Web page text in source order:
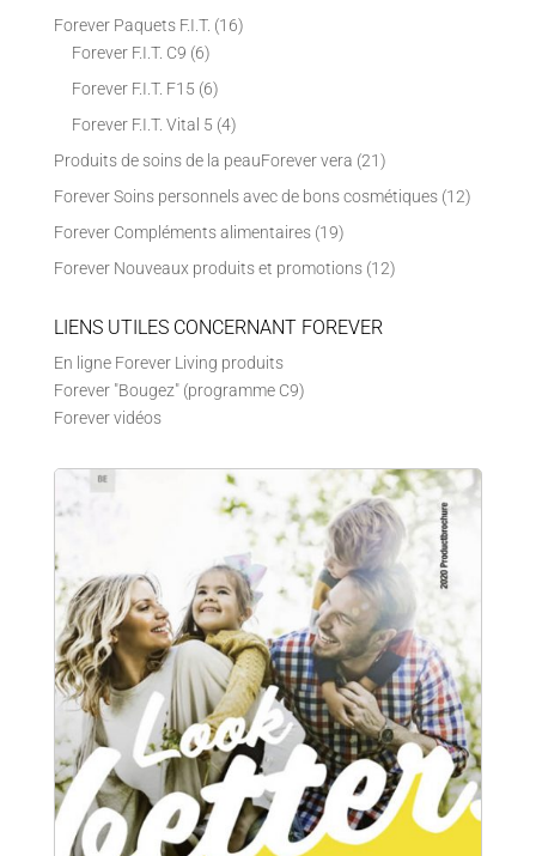
Forever Paquets F.I.T. (16)
Forever F.I.T. C9 (6)
Forever F.I.T. F15 (6)
Forever F.I.T. Vital 5 (4)
Produits de soins de la peauForever vera (21)
Forever Soins personnels avec de bons cosmétiques (12)
Forever Compléments alimentaires (19)
Forever Nouveaux produits et promotions (12)
LIENS UTILES CONCERNANT FOREVER
En ligne Forever Living produits
Forever "Bougez" (programme C9)
Forever vidéos